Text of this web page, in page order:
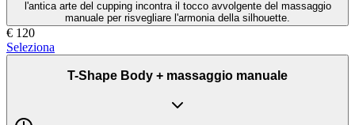
l'antica arte del cupping incontra il tocco avvolgente del massaggio
manuale per risvegliare l'armonia della silhouette.
€ 120
Seleziona
T-Shape Body + massaggio manuale